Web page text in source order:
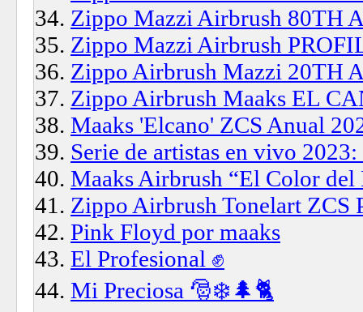
Zippo Mazzi Airbrush 80TH
Zippo Mazzi Airbrush
Zippo Airbrush Mazzi 20TH
Zippo Airbrush Maaks EL
Maaks 'Elcano' ZCS Anual
Serie de artistas en vivo
Maaks Airbrush “El Color del
Zippo Airbrush Tonelart ZCS
Pink Floyd por maaks
El Profesional ✊️
Mi Preciosa 🎅❄️🌲🐈